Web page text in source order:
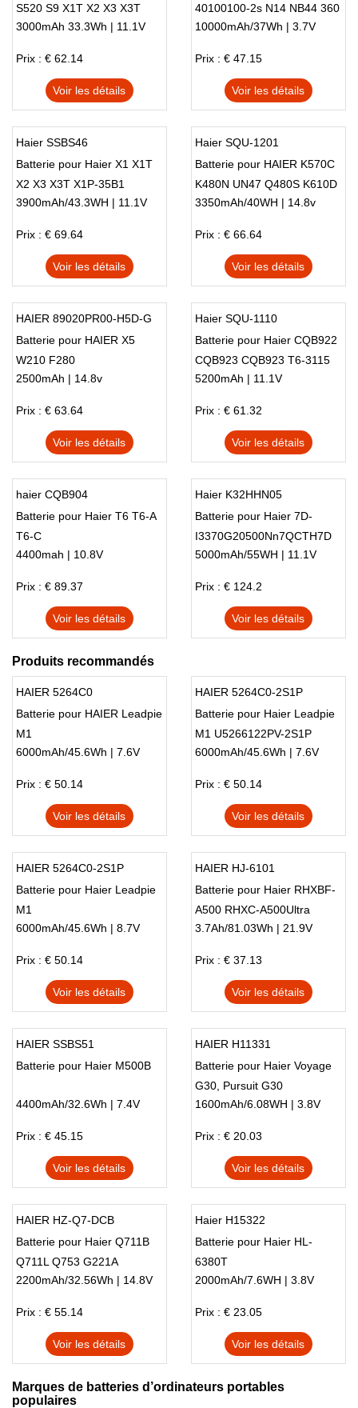
S520 S9 X1T X2 X3 X3T
3000mAh 33.3Wh | 11.1V
Prix : € 62.14
Voir les détails
40100100-2s N14 NB44 360
10000mAh/37Wh | 3.7V
Prix : € 47.15
Voir les détails
Haier SSBS46
Batterie pour Haier X1 X1T
X2 X3 X3T X1P-35B1
3900mAh/43.3WH | 11.1V
Prix : € 69.64
Voir les détails
Haier SQU-1201
Batterie pour HAIER K570C
K480N UN47 Q480S K610D
3350mAh/40WH | 14.8v
Prix : € 66.64
Voir les détails
HAIER 89020PR00-H5D-G
Batterie pour HAIER X5
W210 F280
2500mAh | 14.8v
Prix : € 63.64
Voir les détails
Haier SQU-1110
Batterie pour Haier CQB922
CQB923 CQB923 T6-3115
T6-3202
5200mAh | 11.1V
Prix : € 61.32
Voir les détails
haier CQB904
Batterie pour Haier T6 T6-A
T6-C
4400mah | 10.8V
Prix : € 89.37
Voir les détails
Haier K32HHN05
Batterie pour Haier 7D-
I3370G20500Nn7QCTH7D
7-
5000mAh/55WH | 11.1V
Prix : € 124.2
Voir les détails
Produits recommandés
HAIER 5264C0
Batterie pour HAIER Leadpie
M1
6000mAh/45.6Wh | 7.6V
Prix : € 50.14
Voir les détails
HAIER 5264C0-2S1P
Batterie pour Haier Leadpie
M1 U5266122PV-2S1P
6000mAh/45.6Wh | 7.6V
Prix : € 50.14
Voir les détails
HAIER 5264C0-2S1P
Batterie pour Haier Leadpie
M1
6000mAh/45.6Wh | 8.7V
Prix : € 50.14
Voir les détails
HAIER HJ-6101
Batterie pour Haier RHXBF-
A500 RHXC-A500Ultra
3.7Ah/81.03Wh | 21.9V
Prix : € 37.13
Voir les détails
HAIER SSBS51
Batterie pour Haier M500B
4400mAh/32.6Wh | 7.4V
Prix : € 45.15
Voir les détails
HAIER H11331
Batterie pour Haier Voyage
G30, Pursuit G30
1600mAh/6.08WH | 3.8V
Prix : € 20.03
Voir les détails
HAIER HZ-Q7-DCB
Batterie pour Haier Q711B
Q711L Q753 G221A
2200mAh/32.56Wh | 14.8V
Prix : € 55.14
Voir les détails
Haier H15322
Batterie pour Haier HL-
6380T
2000mAh/7.6WH | 3.8V
Prix : € 23.05
Voir les détails
Marques de batteries d’ordinateurs portables
populaires